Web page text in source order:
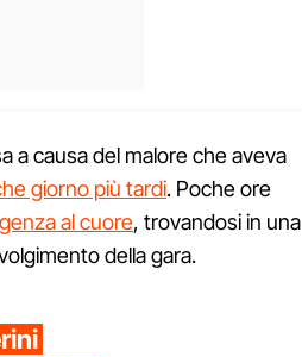
a causa del malore che aveva
giorno più tardi. Poche ore
al cuore, trovandosi in una
della gara.